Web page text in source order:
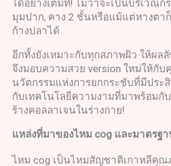
ได้อย่างเต็มที่! ไม่ว่าจะเป็นบริเวณ
มุมปาก, คาง 2 ชั้นหรือแม้แต่หางตา
ก้างปลาได้
อีกทั้งยังเหมาะกับทุกสภาพผิว ให้ผล
จึงมอบความสวย version ใหม่ให้กับ
นวัตกรรมแห่งการยกกระชับที่มีประ
กับเทคโนโลยีความงามที่มาพร้อมกั
ร้างคอลลาเจนในร่างกาย!
แหล่งที่มาของไหม cog และมาตรฐ
ไหม cog เป็นไหมสัญชาติเกาหลีคุณ